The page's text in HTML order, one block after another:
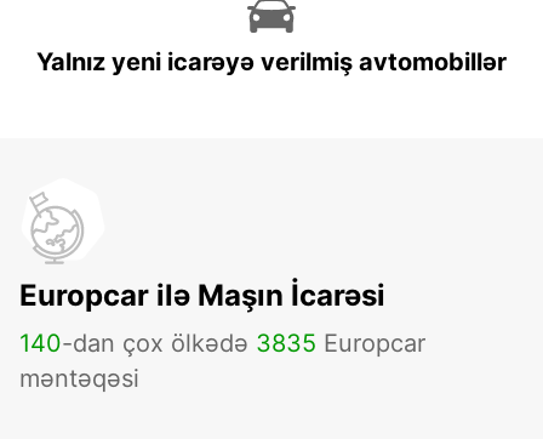
Yalnız yeni icarəyə verilmiş avtomobillər
Europcar ilə Maşın İcarəsi
140-dan çox ölkədə 3835 Europcar
məntəqəsi